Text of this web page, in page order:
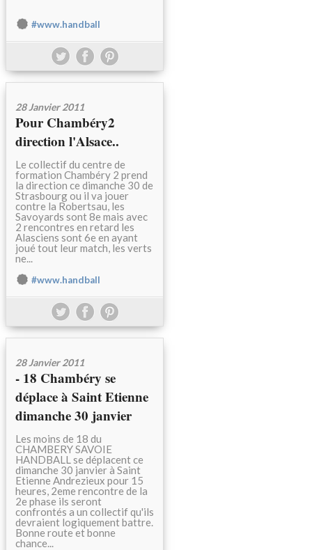
#www.handball
28 Janvier 2011
Pour Chambéry2
direction l'Alsace..
Le collectif du centre de
formation Chambéry 2 prend
la direction ce dimanche 30 de
Strasbourg ou il va jouer
contre la Robertsau, les
Savoyards sont 8e mais avec
2 rencontres en retard les
Alasciens sont 6e en ayant
joué tout leur match, les verts
ne...
#www.handball
28 Janvier 2011
- 18 Chambéry se
déplace à Saint Etienne
dimanche 30 janvier
Les moins de 18 du
CHAMBERY SAVOIE
HANDBALL se déplacent ce
dimanche 30 janvier à Saint
Etienne Andrezieux pour 15
heures, 2eme rencontre de la
2e phase ils seront
confrontés a un collectif qu'ils
devraient logiquement battre.
Bonne route et bonne
chance...